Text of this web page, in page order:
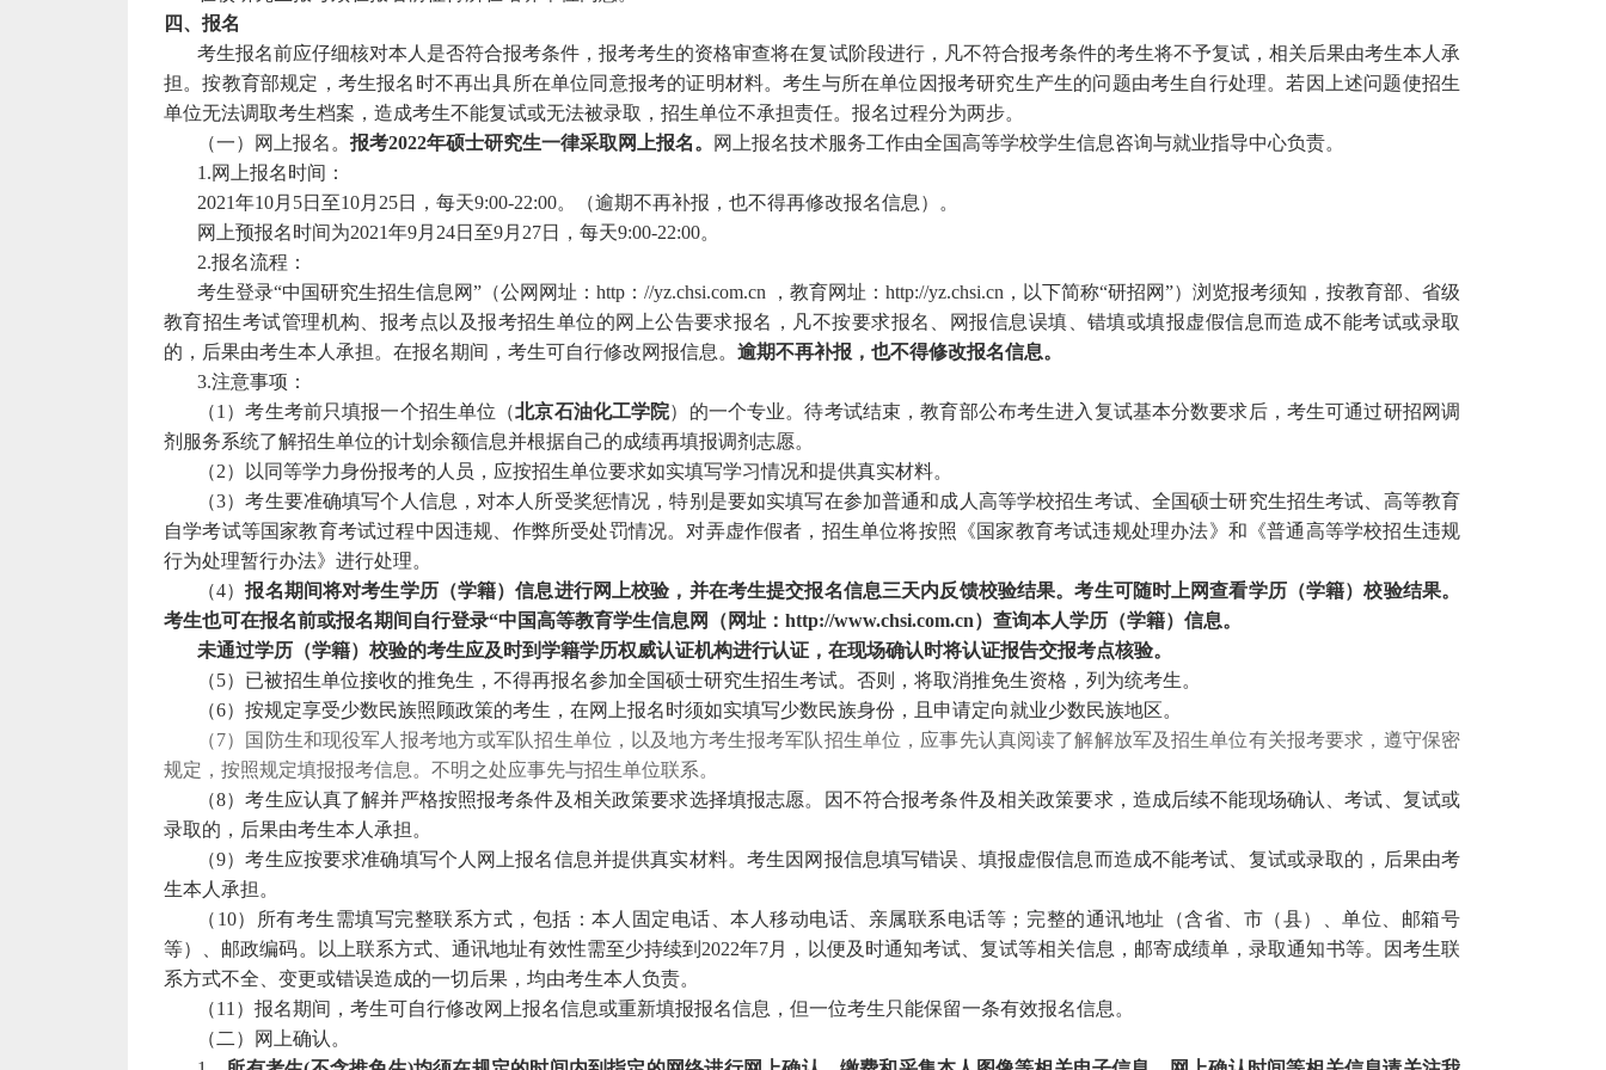
四、报名
考生报名前应仔细核对本人是否符合报考条件，报考考生的资格审查将在复试阶段进行，凡不符合报考条件的考生将不予复试，相关后果由考生本人承
担。按教育部规定，考生报名时不再出具所在单位同意报考的证明材料。考生与所在单位因报考研究生产生的问题由考生自行处理。若因上述问题使招生
单位无法调取考生档案，造成考生不能复试或无法被录取，招生单位不承担责任。报名过程分为两步。
（一）网上报名。 报考2022年硕士研究生一律采取网上报名。
网上报名技术服务工作由全国高等学校学生信息咨询与就业指导中心负责。
1.网上报名时间：
2021年10月 5日至10月 25日，每天9:00-22:00。（逾期不再补报，也不得再修改报名信息）。
网上预报名时间为2021年9月24日至9月27日，每天9:00-22:00。
2.报名流程：
考生登录“中国研究生招生信息网”（公网网址：http：//yz.chsi.com.cn ，教育网址：http://yz.chsi.cn，以下简称“研招网”）浏览报考须知，按教育部、省级
教育招生考试管理机构、报考点以及报考招生单位的网上公告要求报名，凡不按要求报名、
网报信息误填、错填或填报虚假信息而造成不能考试或录取
的，后果由考生本人承担。在报名期间，考生可自行修改网报信息 。 逾期不再补报，也不得修改报名信息。
3.注意事项：
（1）考生考前只填报一个招生单位（北京石油化工学院）的一个专业。待考试结束，教育部公布考生进入复试基本分数要求后，考生可通过研招网调
剂服务系统了解招生单位的计划余额信息并根据自己的成绩再填报调剂志愿。
（2）以同等学力身份报考的人员，应按招生单位要求如实填写学习情况和提供真实材料。
（3）考生要准确填写个人信息，对本人所受奖惩情况，特别是要如实填写在参加普通和成人高等学校招生考试、全国硕士研究生招生考试、高等教育
自学考试等国家教育考试过程中因违规、作弊所受处罚情况。对弄虚作假者，招生单位将按照《国家教育考试违规处理办法》和《普通高等学校招生违规
行为处理暂行办法》进行处理。
（4）报名期间将对考生学历（学籍）信息进行网上校验，并在考生提交报名信息三天内反馈校验结果。考生可随时上网查看学历（学籍）校验结果。
考生也可在报名前或报名期间自行登录“中国高等教育学生信息网（网址：http://www.chsi.com.cn）查询本人学历（学籍）信息。
未通过学历（学籍）校验的考生应及时到学籍学历权威认证机构进行认证，在现场确认时将认证报告交报考点核验。
（5）已被招生单位接收的推免生，不得再报名参加全国硕士研究生招生考试。否则，将取消推免生资格，列为统考生。
（6）按规定享受少数民族照顾政策的考生，在网上报名时须如实填写少数民族身份，且申请定向就业少数民族地区。
（7）国防生和现役军人报考地方或军队招生单位，以及地方考生报考军队招生单位，应事先认真阅读了解解放军及招生单位有关报考要求，遵守保密
规定，按照规定填报报考信息。不明之处应事先与招生单位联系。
（8）考生应认真了解并严格按照报考条件及相关政策要求选择填报志愿。因不符合报考条件及相关政策要求，造成后续不能现场确认、考试、复试或
录取的，后果由考生本人承担。
（9）考生应按要求准确填写个人网上报名信息并提供真实材料。考生因网报信息填写错误、填报虚假信息而造成不能考试、复试或录取的，后果由考
生本人承担。
（10）所有考生需填写完整联系方式，包括：本人固定电话、本人移动电话、 亲属联系电话等；完整的通讯地址（含省、市（县）、单位、邮箱号
等）、邮政编码。以上联系方式、通讯地址有效性需至少持续到2022年7月，以便及时通知考试、复试等相关信息，邮寄成绩单，录取通知书等。因考生联
系方式不全、变更或错误造成的一切后果，均由考生本人负责。
（1 1 ） 报名期间，考生可自行修改网上报名信息或重新填报报名信息，但一位考生只能保留一条有效报名信息。
（二）
网上确认。